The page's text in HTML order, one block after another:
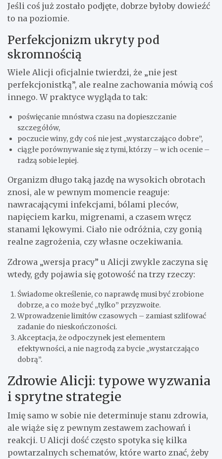
Jeśli coś już zostało podjęte, dobrze byłoby dowieźć
to na poziomie.
Perfekcjonizm ukryty pod
skromnością
Wiele Alicji oficjalnie twierdzi, że „nie jest
perfekcjonistką”, ale realne zachowania mówią coś
innego. W praktyce wygląda to tak:
poświęcanie mnóstwa czasu na dopieszczanie
szczegółów,
poczucie winy, gdy coś nie jest „wystarczająco dobre”,
ciągłe porównywanie się z tymi, którzy – w ich ocenie –
radzą sobie lepiej.
Organizm długo taką jazdę na wysokich obrotach
znosi, ale w pewnym momencie reaguje:
nawracającymi infekcjami, bólami pleców,
napięciem karku, migrenami, a czasem wręcz
stanami lękowymi. Ciało nie odróżnia, czy gonią
realne zagrożenia, czy własne oczekiwania.
Zdrowa „wersja pracy” u Alicji zwykle zaczyna się
wtedy, gdy pojawia się gotowość na trzy rzeczy:
Świadome określenie, co naprawdę musi być zrobione
dobrze, a co może być „tylko” przyzwoite.
Wprowadzenie limitów czasowych – zamiast szlifować
zadanie do nieskończoności.
Akceptacja, że odpoczynek jest elementem
efektywności, a nie nagrodą za bycie „wystarczająco
dobrą”.
Zdrowie Alicji: typowe wyzwania
i sprytne strategie
Imię samo w sobie nie determinuje stanu zdrowia,
ale wiąże się z pewnym zestawem zachowań i
reakcji. U Alicji dość często spotyka się kilka
powtarzalnych schematów, które warto znać, żeby